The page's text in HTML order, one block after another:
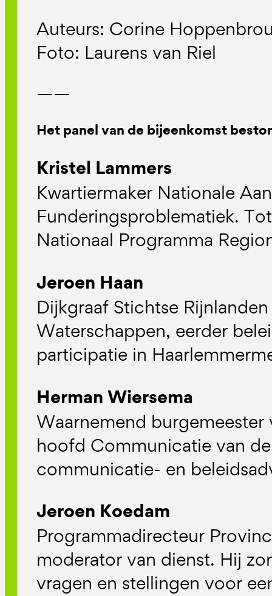
Auteurs: Corine
Foto: Laurens van Riel
——
Het panel van de bijeenkomst
Kristel Lammers
Kwartiermaker Nationale
Funderingsproblematiek.
Nationaal Programma
Jeroen Haan
Dijkgraaf Stichtse
Waterschappen, eerder
participatie in
Herman Wiersema
Waarnemend burgemeester
hoofd Communicatie van
communicatie- en
Jeroen Koedam
Programmadirecteur
moderator van dienst. Hij
vragen en stellingen voor